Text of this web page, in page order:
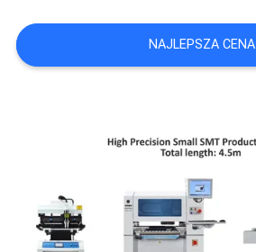
MAPA
STRONY
PRYWATNOŚCI
NAJLEPSZA CENA